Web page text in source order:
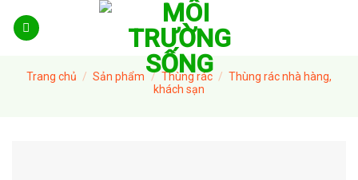
Trang chủ / Sản phẩm / Thùng rác / Thùng rác nhà hàng,
khách sạn